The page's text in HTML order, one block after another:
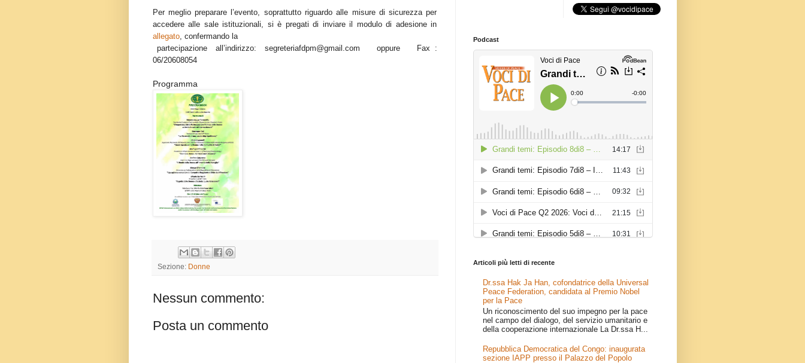
Per meglio preparare l’evento, soprattutto riguardo alle misure di sicurezza per
accedere alle sale istituzionali, si è pregati di inviare il modulo di adesione in
allegato, confermando la
partecipazione all’indirizzo: segreteriafdpm@gmail.com oppure Fax :
06/20608054
Programma
Sezione: Donne
Nessun commento:
Posta un commento
Podcast
Articoli più letti di recente
Dr.ssa Hak Ja Han, cofondatrice della Universal
Peace Federation, candidata al Premio Nobel
per la Pace
Un riconoscimento del suo impegno per la pace
nel campo del dialogo, del servizio umanitario e
della cooperazione internazionale La Dr.ssa H...
Repubblica Democratica del Congo: inaugurata
sezione IAPP presso il Palazzo del Popolo